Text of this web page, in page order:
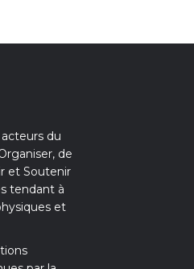
acteurs du
de
et Soutenir
tendant à
et